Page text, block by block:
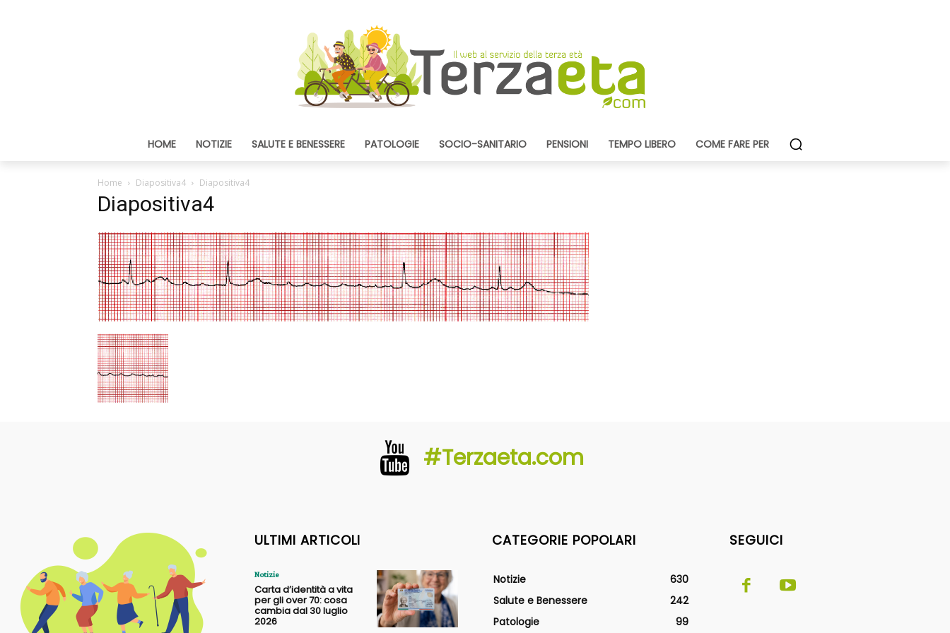
HOME NOTIZIE SALUTE E BENESSERE PATOLOGIE SOCIO-SANITARIO PENSIONI TEMPO LIBERO COME FARE PER
Home Diapositiva4 Diapositiva4
Diapositiva4
#Terzaeta.com
ULTIMI ARTICOLI
Notizie
Carta d’identità a vita
per gli over 70: cosa
cambia dal 30 luglio
2026
CATEGORIE POPOLARI
Notizie
630
Salute e Benessere
242
Patologie
99
SEGUICI